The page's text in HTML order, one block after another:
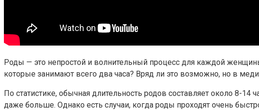
Роды — это непростой и волнительный процесс для каждой
которые занимают всего два часа? Вряд ли это возможно, но в
По статистике, обычная длительность родов составляет около 8-
даже больше. Однако есть случаи, когда роды проходят очень